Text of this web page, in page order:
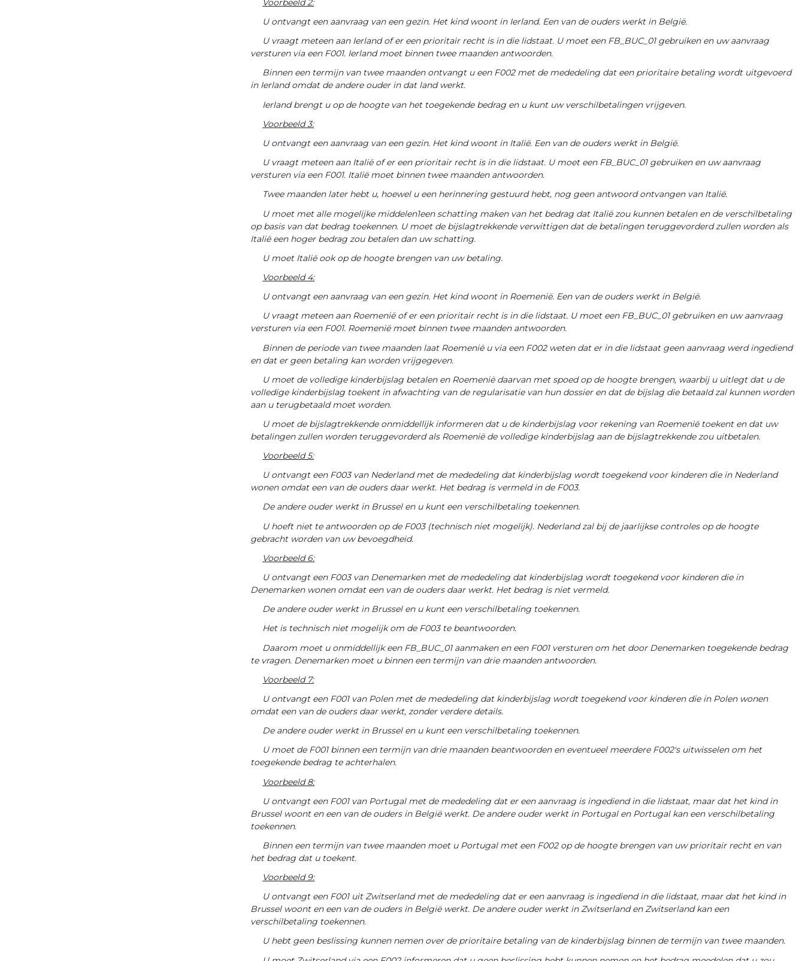
Voorbeeld 2:
U ontvangt een aanvraag van een gezin. Het kind woont in Ierland. Een van de ouders werkt in België.
U vraagt meteen aan Ierland of er een prioritair recht is in die lidstaat. U moet een FB_BUC_01 gebruiken en uw aanvraag
versturen via een F001. Ierland moet binnen twee maanden antwoorden.
Binnen een termijn van twee maanden ontvangt u een F002 met de mededeling dat een prioritaire betaling wordt uitgevoerd
in Ierland omdat de andere ouder in dat land werkt.
Ierland brengt u op de hoogte van het toegekende bedrag en u kunt uw verschilbetalingen vrijgeven.
Voorbeeld 3:
U ontvangt een aanvraag van een gezin. Het kind woont in Italië. Een van de ouders werkt in België.
U vraagt meteen aan Italië of er een prioritair recht is in die lidstaat. U moet een FB_BUC_01 gebruiken en uw aanvraag
versturen via een F001. Italië moet binnen twee maanden antwoorden.
Twee maanden later hebt u, hoewel u een herinnering gestuurd hebt, nog geen antwoord ontvangen van Italië.
U moet met alle mogelijke middelen1een schatting maken van het bedrag dat Italië zou kunnen betalen en de verschilbetaling
op basis van dat bedrag toekennen. U moet de bijslagtrekkende verwittigen dat de betalingen teruggevorderd zullen worden als
Italië een hoger bedrag zou betalen dan uw schatting.
U moet Italië ook op de hoogte brengen van uw betaling.
Voorbeeld 4:
U ontvangt een aanvraag van een gezin. Het kind woont in Roemenië. Een van de ouders werkt in België.
U vraagt meteen aan Roemenië of er een prioritair recht is in die lidstaat. U moet een FB_BUC_01 gebruiken en uw aanvraag
versturen via een F001. Roemenië moet binnen twee maanden antwoorden.
Binnen de periode van twee maanden laat Roemenië u via een F002 weten dat er in die lidstaat geen aanvraag werd ingediend
en dat er geen betaling kan worden vrijgegeven.
U moet de volledige kinderbijslag betalen en Roemenië daarvan met spoed op de hoogte brengen, waarbij u uitlegt dat u de
volledige kinderbijslag toekent in afwachting van de regularisatie van hun dossier en dat de bijslag die betaald zal kunnen worden
aan u terugbetaald moet worden.
U moet de bijslagtrekkende onmiddellijk informeren dat u de kinderbijslag voor rekening van Roemenië toekent en dat uw
betalingen zullen worden teruggevorderd als Roemenië de volledige kinderbijslag aan de bijslagtrekkende zou uitbetalen.
Voorbeeld 5:
U ontvangt een F003 van Nederland met de mededeling dat kinderbijslag wordt toegekend voor kinderen die in Nederland
wonen omdat een van de ouders daar werkt. Het bedrag is vermeld in de F003.
De andere ouder werkt in Brussel en u kunt een verschilbetaling toekennen.
U hoeft niet te antwoorden op de F003 (technisch niet mogelijk). Nederland zal bij de jaarlijkse controles op de hoogte
gebracht worden van uw bevoegdheid.
Voorbeeld 6:
U ontvangt een F003 van Denemarken met de mededeling dat kinderbijslag wordt toegekend voor kinderen die in
Denemarken wonen omdat een van de ouders daar werkt. Het bedrag is niet vermeld.
De andere ouder werkt in Brussel en u kunt een verschilbetaling toekennen.
Het is technisch niet mogelijk om de F003 te beantwoorden.
Daarom moet u onmiddellijk een FB_BUC_01 aanmaken en een F001 versturen om het door Denemarken toegekende bedrag
te vragen. Denemarken moet u binnen een termijn van drie maanden antwoorden.
Voorbeeld 7:
U ontvangt een F001 van Polen met de mededeling dat kinderbijslag wordt toegekend voor kinderen die in Polen wonen
omdat een van de ouders daar werkt, zonder verdere details.
De andere ouder werkt in Brussel en u kunt een verschilbetaling toekennen.
U moet de F001 binnen een termijn van drie maanden beantwoorden en eventueel meerdere F002's uitwisselen om het
toegekende bedrag te achterhalen.
Voorbeeld 8:
U ontvangt een F001 van Portugal met de mededeling dat er een aanvraag is ingediend in die lidstaat, maar dat het kind in
Brussel woont en een van de ouders in België werkt. De andere ouder werkt in Portugal en Portugal kan een verschilbetaling
toekennen.
Binnen een termijn van twee maanden moet u Portugal met een F002 op de hoogte brengen van uw prioritair recht en van
het bedrag dat u toekent.
Voorbeeld 9:
U ontvangt een F001 uit Zwitserland met de mededeling dat er een aanvraag is ingediend in die lidstaat, maar dat het kind in
Brussel woont en een van de ouders in België werkt. De andere ouder werkt in Zwitserland en Zwitserland kan een
verschilbetaling toekennen.
U hebt geen beslissing kunnen nemen over de prioritaire betaling van de kinderbijslag binnen de termijn van twee maanden.